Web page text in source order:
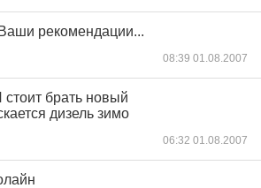
рекомендации...
08:39 01.08.2007
брать новый
дизель зимо
06:32 01.08.2007